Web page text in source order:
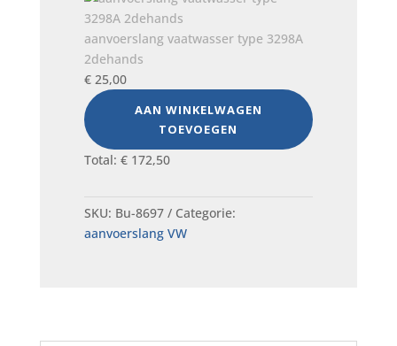
aanvoerslang vaatwasser type 3298A
2dehands
€25,00
AAN WINKELWAGEN
TOEVOEGEN
Total: €172,50
SKU: Bu-8697
Categorie:
aanvoerslang VW